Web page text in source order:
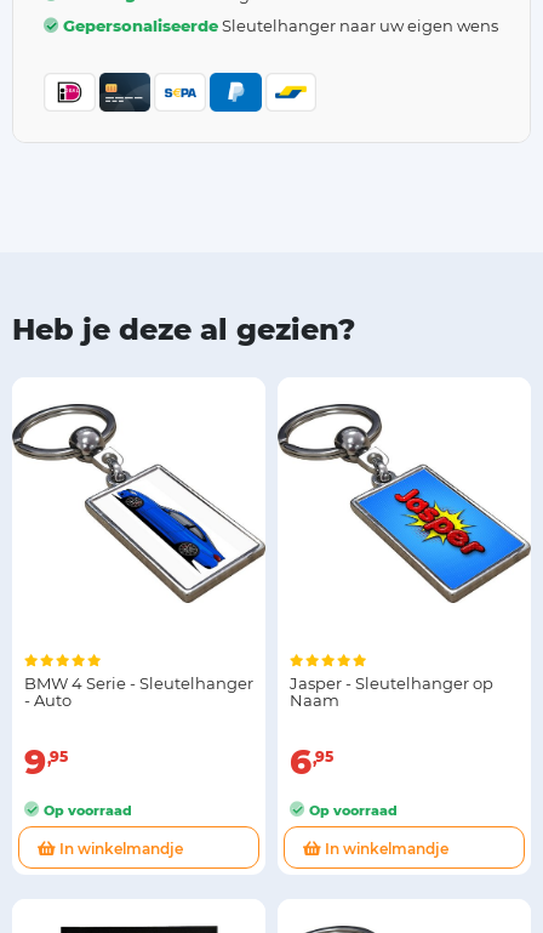
GepersonaliseerdeSleutelhanger naar uw eigen wens
Heb je deze al gezien?
BMW 4 Serie - Sleutelhanger
- Auto
9 95
Op voorraad
In winkelmandje
Jasper - Sleutelhanger op
Naam
6 95
Op voorraad
In winkelmandje